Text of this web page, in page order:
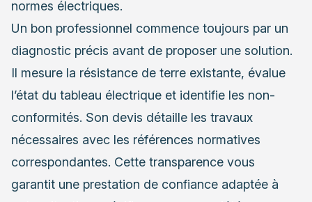
normes électriques.
Un bon professionnel commence toujours par un
diagnostic précis avant de proposer une solution.
Il mesure la résistance de terre existante, évalue
l’état du tableau électrique et identifie les non-
conformités. Son devis détaille les travaux
nécessaires avec les références normatives
correspondantes. Cette transparence vous
garantit une prestation de confiance adaptée à